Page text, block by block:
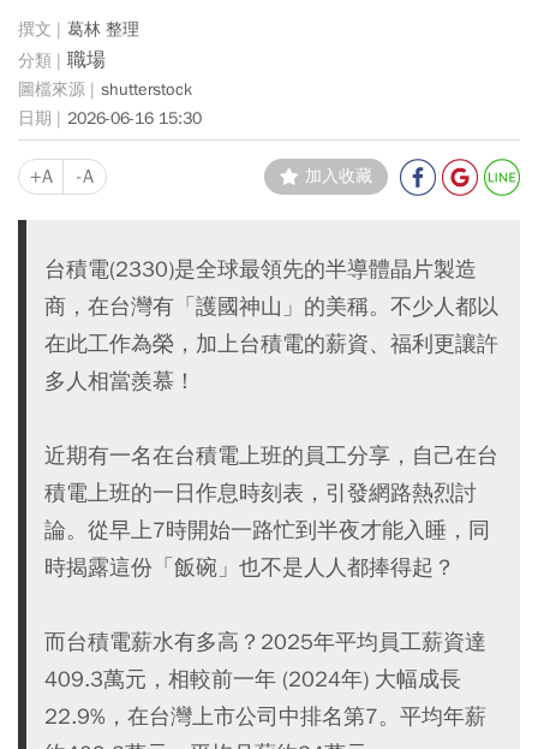
葛林 整理
職場
shutterstock
2026-06-16 15:30
+A -A 加入收藏
台積電(2330)是全球最領先的半導體晶片製造
商，在台灣有「護國神山」的美稱。不少人都以
在此工作為榮，加上台積電的薪資、福利更讓許
多人相當羨慕！
近期有一名在台積電上班的員工分享，自己在台
積電上班的一日作息時刻表，引發網路熱烈討
論。從早上7時開始一路忙到半夜才能入睡，同
時揭露這份「飯碗」也不是人人都捧得起？
而台積電薪水有多高？2025年平均員工薪資達
409.3萬元，相較前一年 (2024年) 大幅成長
22.9%，在台灣上市公司中排名第7。平均年薪